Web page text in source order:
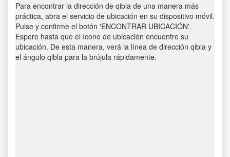
Para encontrar la dirección de qibla de una manera más
práctica, abra el servicio de ubicación en su dispositivo móvil.
Pulse y confirme el botón 'ENCONTRAR UBICACIÓN'.
Espere hasta que el ícono de ubicación encuentre su
ubicación. De esta manera, verá la línea de dirección qibla y
el ángulo qibla para la brújula rápidamente.